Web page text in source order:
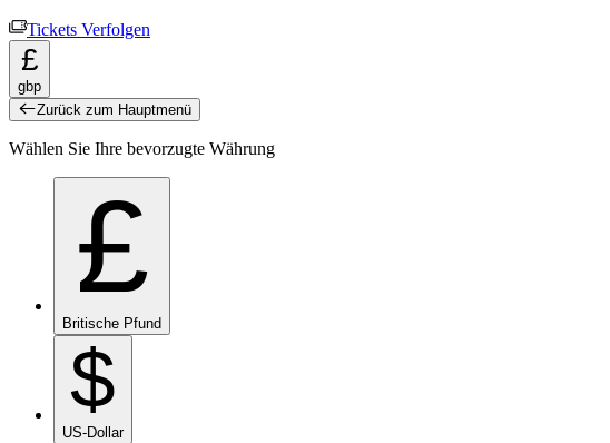
Tickets Verfolgen
£
gbp
Zurück zum Hauptmenü
Wählen Sie Ihre bevorzugte Währung
£
Britische Pfund
$
US-Dollar